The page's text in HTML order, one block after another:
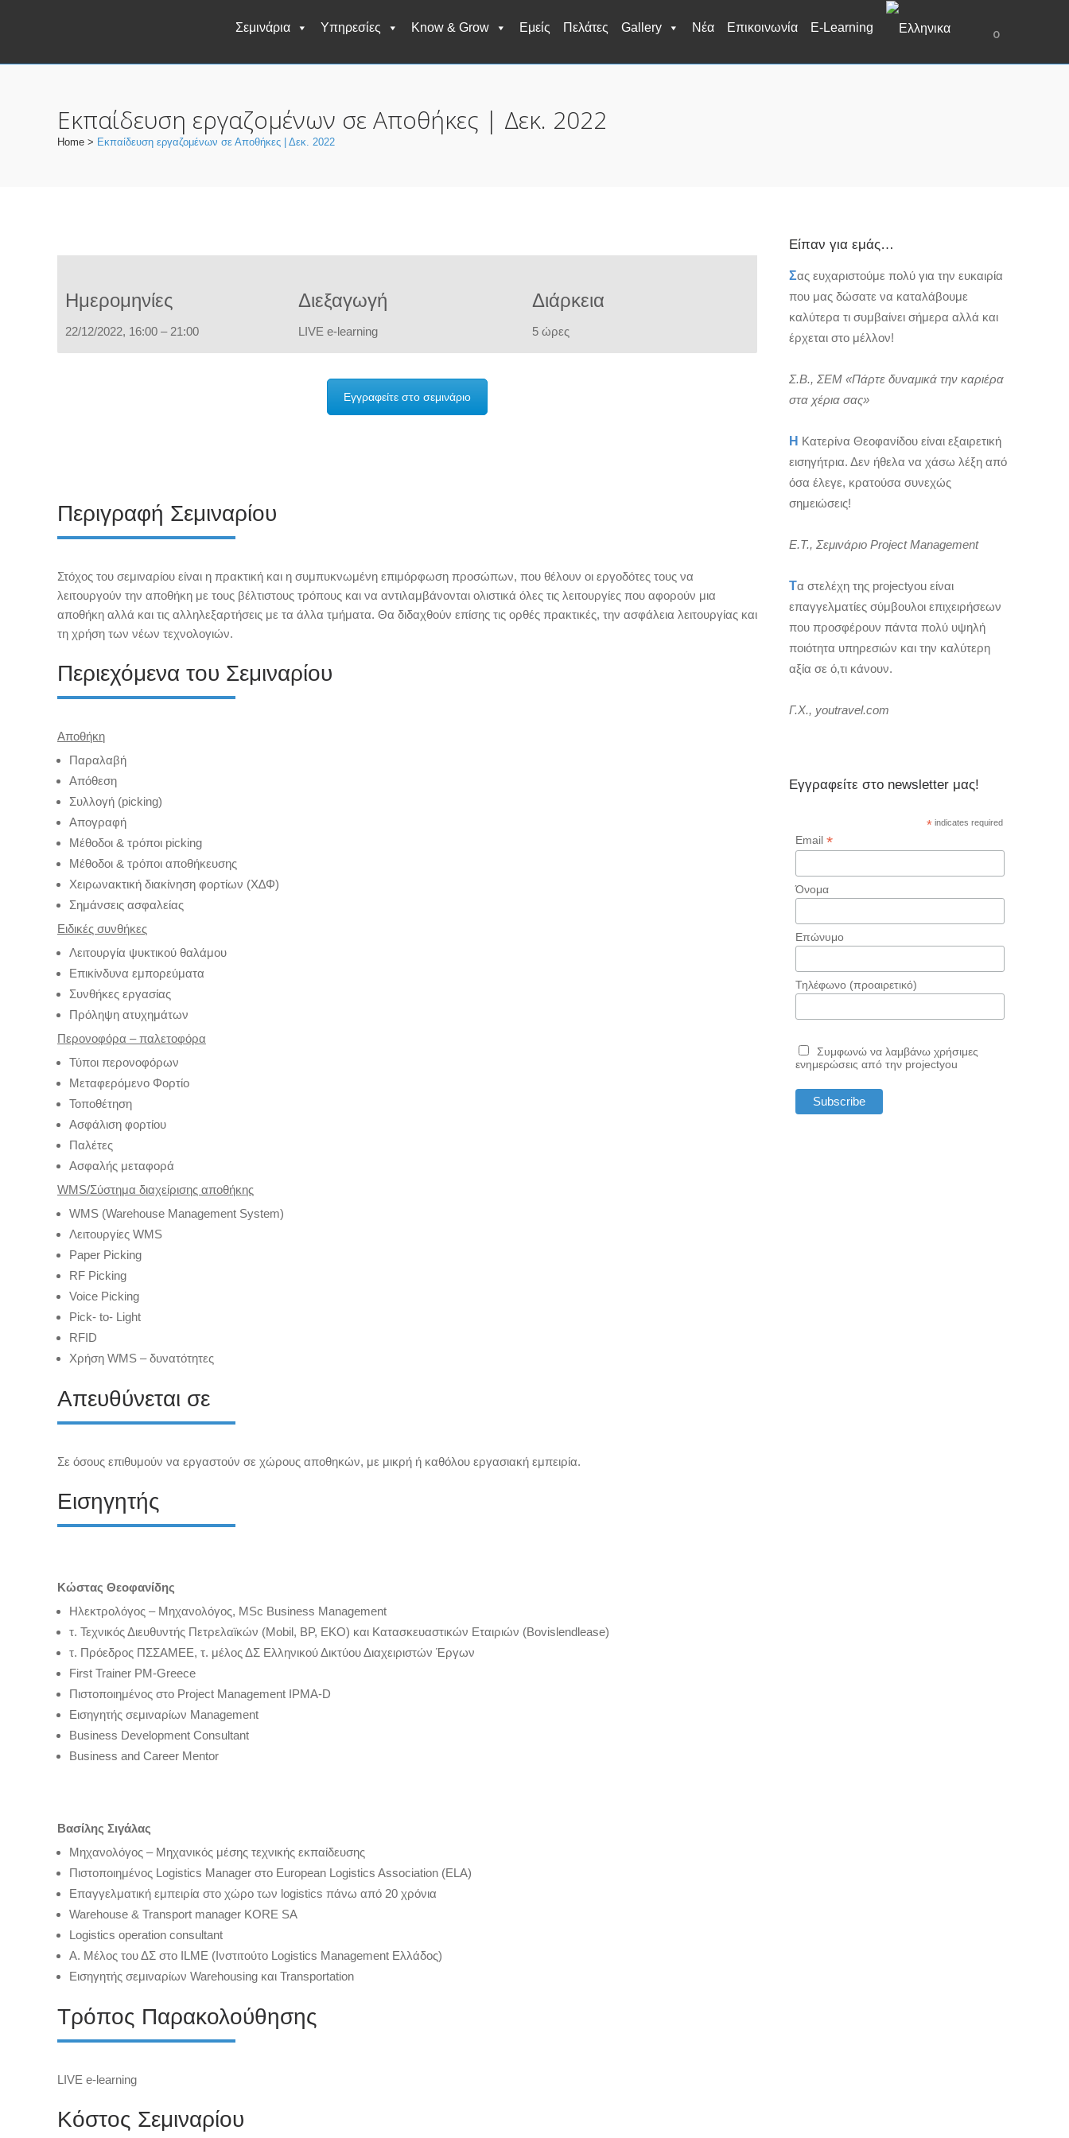
0
Σεμινάρια Υπηρεσίες Know & Grow Εμείς Πελάτες Gallery Νέα Επικοινωνία E-Learning
Εκπαίδευση εργαζομένων σε Αποθήκες | Δεκ. 2022
Home > Εκπαίδευση εργαζομένων σε Αποθήκες | Δεκ. 2022
Ημερομηνίες
22/12/2022, 16:00 – 21:00
Διεξαγωγή
LIVE e-learning
Διάρκεια
5 ώρες
Εγγραφείτε στο σεμινάριο
Περιγραφή Σεμιναρίου
Στόχος του σεμιναρίου είναι η πρακτική και η συμπυκνωμένη επιμόρφωση προσώπων, που θέλουν οι εργοδότες τους να
λειτουργούν την αποθήκη με τους βέλτιστους τρόπους και να αντιλαμβάνονται ολιστικά όλες τις λειτουργίες που αφορούν μια
αποθήκη αλλά και τις αλληλεξαρτήσεις με τα άλλα τμήματα. Θα διδαχθούν επίσης τις ορθές πρακτικές, την ασφάλεια λειτουργίας και
τη χρήση των νέων τεχνολογιών.
Περιεχόμενα του Σεμιναρίου
Αποθήκη
Παραλαβή
Απόθεση
Συλλογή (picking)
Απογραφή
Μέθοδοι & τρόποι picking
Μέθοδοι & τρόποι αποθήκευσης
Χειρωνακτική διακίνηση φορτίων (Χ∆Φ)
Σημάνσεις ασφαλείας
Ειδικές συνθήκες
Λειτουργία ψυκτικού θαλάμου
Επικίνδυνα εμπορεύματα
Συνθήκες εργασίας
Πρόληψη ατυχημάτων
Περονοφόρα – παλετοφόρα
Τύποι περονοφόρων
Μεταφερόμενο Φορτίο
Τοποθέτηση
Ασφάλιση φορτίου
Παλέτες
Ασφαλής μεταφορά
WMS/Σύστημα διαχείρισης αποθήκης
WMS (Warehouse Management System)
Λειτουργίες WMS
Paper Picking
RF Picking
Voice Picking
Pick- to- Light
RFID
Χρήση WMS – δυνατότητες
Απευθύνεται σε
Σε όσους επιθυμούν να εργαστούν σε χώρους αποθηκών, με μικρή ή καθόλου εργασιακή εμπειρία.
Εισηγητής
Κώστας Θεοφανίδης
Ηλεκτρολόγος – Μηχανολόγος, MSc Business Μanagement
τ. Τεχνικός Διευθυντής Πετρελαϊκών (Mobil, BP, EKO) και Κατασκευαστικών Εταιριών (Bovislendlease)
τ. Πρόεδρος ΠΣΣΑΜΕΕ, τ. μέλος ΔΣ Ελληνικού Δικτύου Διαχειριστών Έργων
First Trainer PM-Greece
Πιστοποιημένος στο Project Management IPMA-D
Εισηγητής σεμιναρίων Management
Business Development Consultant
Business and Career Mentor
Βασίλης Σιγάλας
Μηχανολόγος – Μηχανικός μέσης τεχνικής εκπαίδευσης
Πιστοποιημένος Logistics Manager στο European Logistics Association (ELA)
Επαγγελματική εμπειρία στο χώρο των logistics πάνω από 20 χρόνια
Warehouse & Transport manager KORE SA
Logistics operation consultant
Α. Μέλος του ΔΣ στο ILME (Ινστιτούτο Logistics Management Ελλάδος)
Εισηγητής σεμιναρίων Warehousing και Transportation
Τρόπος Παρακολούθησης
LIVE e-learning
Κόστος Σεμιναρίου
Είπαν για εμάς…
Σας ευχαριστούμε πολύ για την ευκαιρία
που μας δώσατε να καταλάβουμε
καλύτερα τι συμβαίνει σήμερα αλλά και
έρχεται στο μέλλον!
Σ.Β., ΣΕΜ «Πάρτε δυναμικά την καριέρα
στα χέρια σας»
Η Κατερίνα Θεοφανίδου είναι εξαιρετική
εισηγήτρια. Δεν ήθελα να χάσω λέξη από
όσα έλεγε, κρατούσα συνεχώς
σημειώσεις!
Ε.Τ., Σεμινάριο Project Management
Τα στελέχη της projectyou είναι
επαγγελματίες σύμβουλοι επιχειρήσεων
που προσφέρουν πάντα πολύ υψηλή
ποιότητα υπηρεσιών και την καλύτερη
αξία σε ό,τι κάνουν.
Γ.Χ., youtravel.com
Εγγραφείτε στο newsletter μας!
* indicates required
Email*
Όνομα
Επώνυμο
Τηλέφωνο (προαιρετικό)
Συμφωνώ να λαμβάνω χρήσιμες
ενημερώσεις από την projectyou